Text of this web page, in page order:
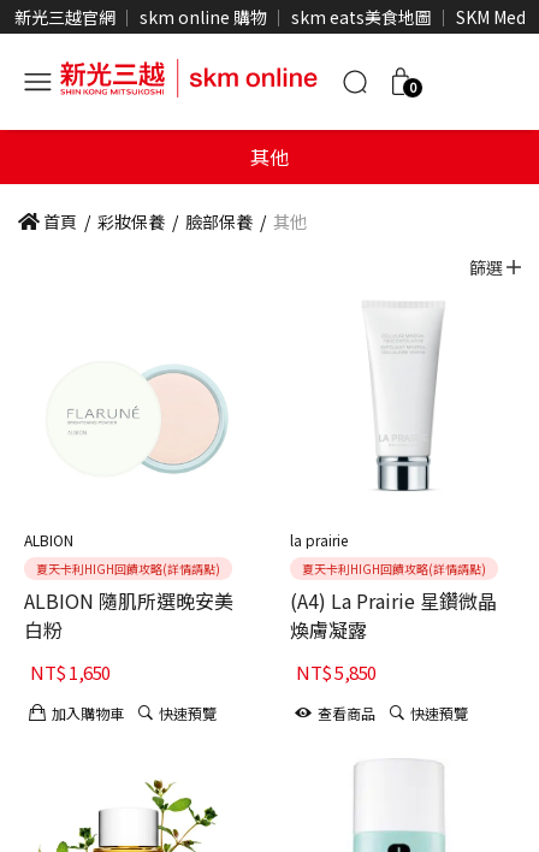
新光三越官網 skm online 購物 skm eats美食地圖 SKM Media
0
其他
首頁 / 彩妝保養 / 臉部保養 / 其他
篩選
ALBION
夏天卡利HIGH回饋攻略(詳情請點)
ALBION 隨肌所選晚安美
白粉
NT$1,650
加入購物車 快速預覽
la prairie
夏天卡利HIGH回饋攻略(詳情請點)
(A4) La Prairie 星鑽微晶
煥膚凝露
NT$5,850
查看商品 快速預覽